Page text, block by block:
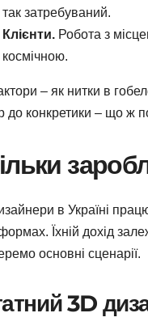
так затребуваний.
Клієнти. Робота з
космічною.
– як нитки в
до конкретики – що ж
в Україні
Їхній дохід
основні сценарії.
3D